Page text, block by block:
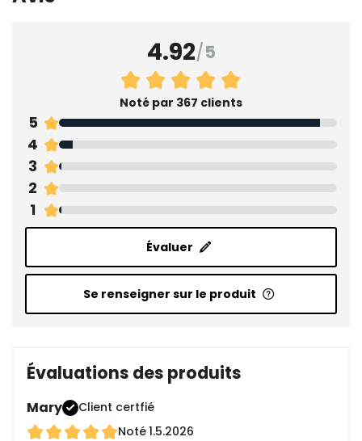
4.92/5
Noté par 367 clients
5
4
3
2
1
Évaluer
Se renseigner sur le produit
Évaluations des produits
Mary
Client certfié
Noté1.5.2026